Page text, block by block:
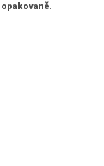
opakovaně.